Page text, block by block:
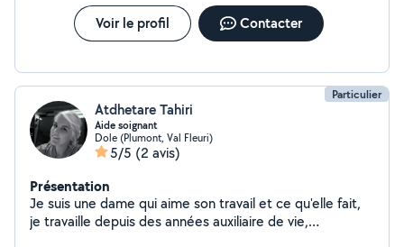
Voir le profil Contacter
Particulier
Atdhetare Tahiri
Aide soignant
Dole (Plumont, Val Fleuri)
5/5 (2 avis)
Présentation
Je suis une dame qui aime son travail et ce qu'elle fait,
je travaille depuis des années auxiliaire de vie,